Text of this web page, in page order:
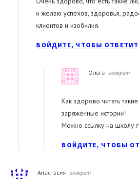
и желаю успехов, здоровья,
клиентов и изобилия.
ВОЙДИТЕ, ЧТОБЫ
Ольга говорит
Как здорово читать
заряженные истории!
Можно ссылку на школу
ВОЙДИТЕ, ЧТОБЫ
Анастасия говорит